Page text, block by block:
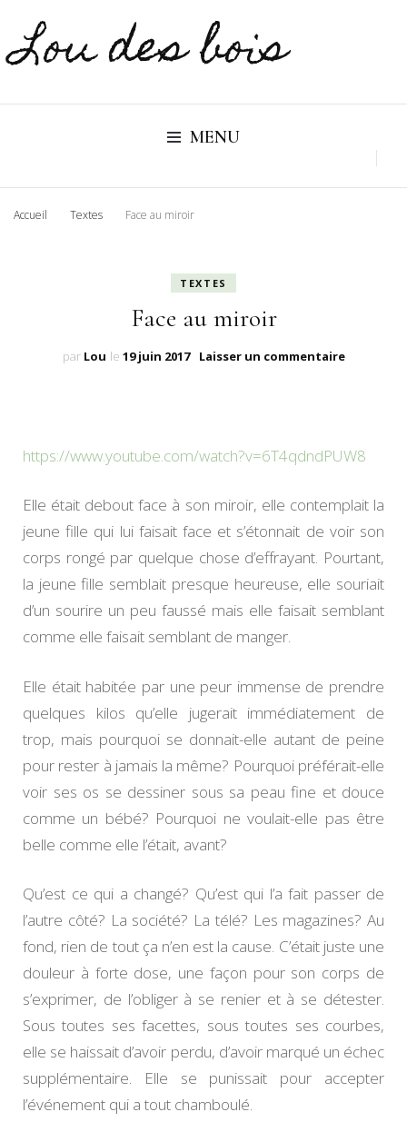
Lou des bois
MENU
Accueil Textes Face au miroir
TEXTES
Face au miroir
par Lou le 19 juin 2017 Laisser un commentairesur
https://www.youtube.com/watch?v=6T4qdndPUW8
Elle était debout face à son miroir, elle contemplait la
jeune fille qui lui faisait face et s’étonnait de voir son
corps rongé par quelque chose d’effrayant. Pourtant,
la jeune fille semblait presque heureuse, elle souriait
d’un sourire un peu faussé mais elle faisait semblant
comme elle faisait semblant de manger.
Elle était habitée par une peur immense de prendre
quelques kilos qu’elle jugerait immédiatement de
trop, mais pourquoi se donnait-elle autant de peine
pour rester à jamais la même? Pourquoi préférait-elle
voir ses os se dessiner sous sa peau fine et douce
comme un bébé? Pourquoi ne voulait-elle pas être
belle comme elle l’était, avant?
Qu’est ce qui a changé? Qu’est qui l’a fait passer de
l’autre côté? La société? La télé? Les magazines? Au
fond, rien de tout ça n’en est la cause. C’était juste une
douleur à forte dose, une façon pour son corps de
s’exprimer, de l’obliger à se renier et à se détester.
Sous toutes ses facettes, sous toutes ses courbes,
elle se haissait d’avoir perdu, d’avoir marqué un échec
supplémentaire. Elle se punissait pour accepter
l’événement qui a tout chamboulé.